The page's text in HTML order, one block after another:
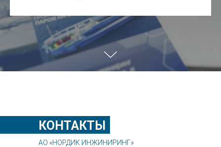
КОНТАКТЫ
АО «НОРДИК ИНЖИНИРИНГ»